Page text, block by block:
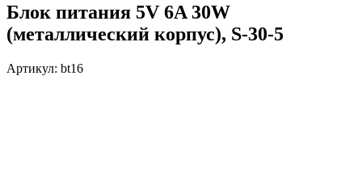
Блок питания 5V 6A 30W
(металлический корпус), S-30-5
Артикул: bt16